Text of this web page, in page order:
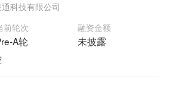
科技有限公司
前轮次
A轮
融资金额
未披露